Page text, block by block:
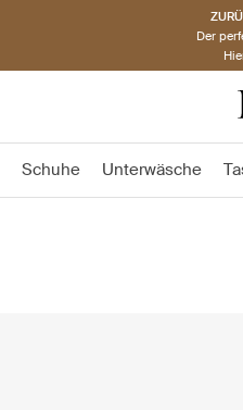
Der
Schuhe Unterwäsche